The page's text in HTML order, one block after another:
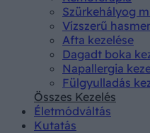
Szürkehályog
Vízszerű
Afta kezelése
Dagadt boka
Napallergia
Fülgyulladás
Összes Kezelés
Életmódváltás
Kutatás